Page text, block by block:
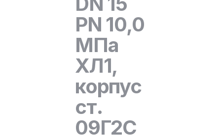
PN 10,0
МПа
ХЛ1,
корпус
ст.
09Г2С